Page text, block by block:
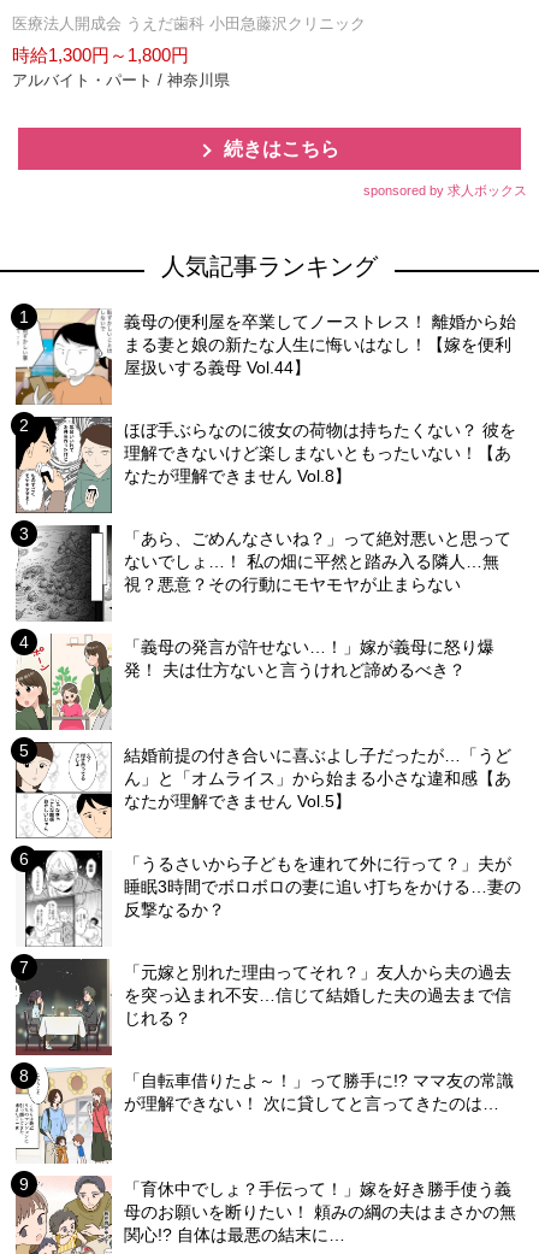
医療法人開成会 うえだ歯科 小田急藤沢クリニック
時給1,300円～1,800円
アルバイト・パート / 神奈川県
続きはこちら
sponsored by 求人ボックス
人気記事ランキング
義母の便利屋を卒業してノーストレス！ 離婚から始
まる妻と娘の新たな人生に悔いはなし！【嫁を便利
屋扱いする義母 Vol.44】
ほぼ手ぶらなのに彼女の荷物は持ちたくない？ 彼を
理解できないけど楽しまないともったいない！【あ
なたが理解できません Vol.8】
「あら、ごめんなさいね？」って絶対悪いと思って
ないでしょ…！ 私の畑に平然と踏み入る隣人…無
視？悪意？その行動にモヤモヤが止まらない
「義母の発言が許せない…！」嫁が義母に怒り爆
発！ 夫は仕方ないと言うけれど諦めるべき？
結婚前提の付き合いに喜ぶよし子だったが…「うど
ん」と「オムライス」から始まる小さな違和感【あ
なたが理解できません Vol.5】
「うるさいから子どもを連れて外に行って？」夫が
睡眠3時間でボロボロの妻に追い打ちをかける…妻の
反撃なるか？
「元嫁と別れた理由ってそれ？」友人から夫の過去
を突っ込まれ不安…信じて結婚した夫の過去まで信
じれる？
「自転車借りたよ～！」って勝手に!? ママ友の常識
が理解できない！ 次に貸してと言ってきたのは…
「育休中でしょ？手伝って！」嫁を好き勝手使う義
母のお願いを断りたい！ 頼みの綱の夫はまさかの無
関心!? 自体は最悪の結末に…